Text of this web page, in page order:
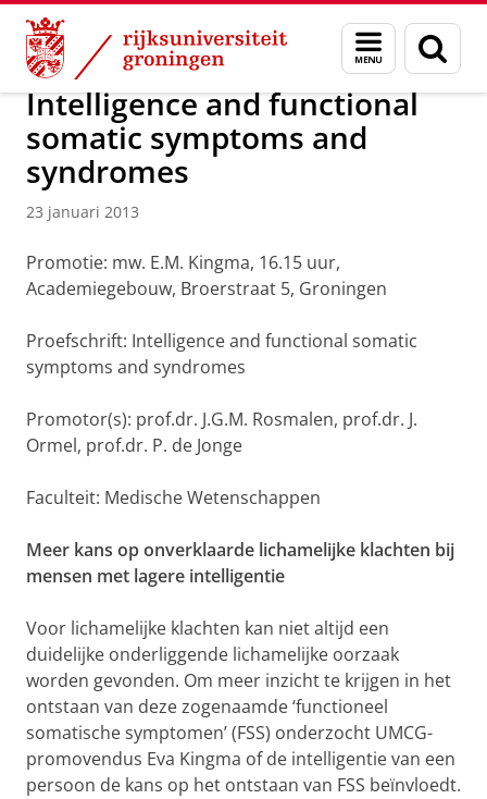
Skip
Content
Skip
Navigation
Menu
en
zoeken
Over ons Actueel Nieuws Nieuwsberichten
Intelligence and functional
somatic symptoms and
syndromes
23 januari 2013
Promotie: mw. E.M. Kingma, 16.15 uur,
Academiegebouw, Broerstraat 5, Groningen
Proefschrift: Intelligence and functional somatic
symptoms and syndromes
Promotor(s): prof.dr. J.G.M. Rosmalen, prof.dr. J.
Ormel, prof.dr. P. de Jonge
Faculteit: Medische Wetenschappen
Meer kans op onverklaarde lichamelijke klachten bij
mensen met lagere intelligentie
Voor lichamelijke klachten kan niet altijd een
duidelijke onderliggende lichamelijke oorzaak
worden gevonden. Om meer inzicht te krijgen in het
ontstaan van deze zogenaamde ‘functioneel
somatische symptomen’ (FSS) onderzocht UMCG-
promovendus Eva Kingma of de intelligentie van een
persoon de kans op het ontstaan van FSS beïnvloedt.